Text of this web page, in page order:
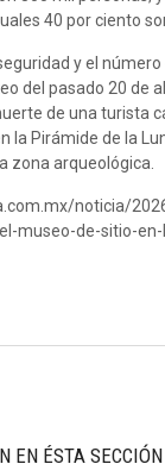
40 por ciento
y el
del pasado 20 de
de una turista
la Pirámide de la
zona arqueológica.
noticia/
museo-de-sitio-
EN ÉSTA SECCIÓN